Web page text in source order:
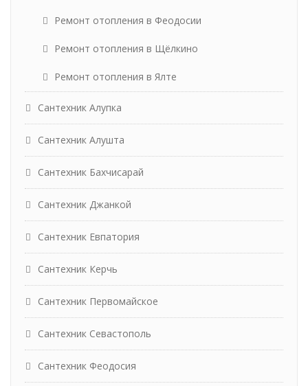
Ремонт отопления в Феодосии
Ремонт отопления в Щёлкино
Ремонт отопления в Ялте
Сантехник Алупка
Сантехник Алушта
Сантехник Бахчисарай
Сантехник Джанкой
Сантехник Евпатория
Сантехник Керчь
Сантехник Первомайское
Сантехник Севастополь
Сантехник Феодосия